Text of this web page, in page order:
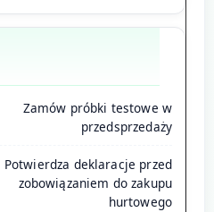
Zamów próbki testowe w
przedsprzedaży
Potwierdza deklaracje przed
zobowiązaniem do zakupu
hurtowego